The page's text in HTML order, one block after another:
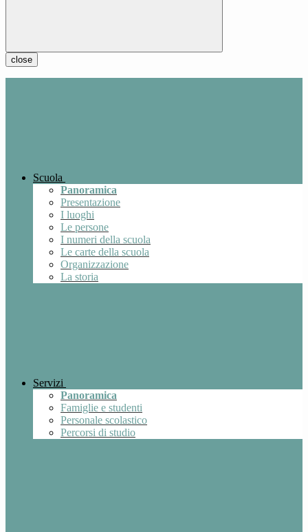
close
Scuola
Panoramica
Presentazione
I luoghi
Le persone
I numeri della scuola
Le carte della scuola
Organizzazione
La storia
Servizi
Panoramica
Famiglie e studenti
Personale scolastico
Percorsi di studio